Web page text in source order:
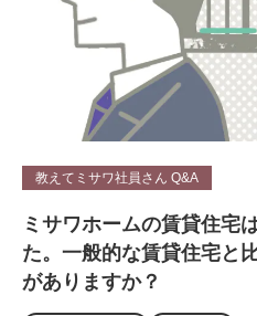
教えてミサワ社員さん Q&A
ミサワホームの賃貸住宅
た。一般的な賃貸住宅と
がありますか？